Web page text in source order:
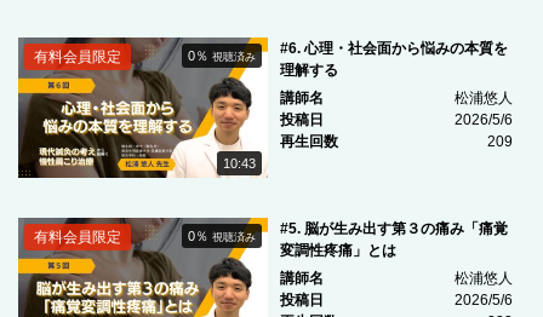
10:43
0％視聴済み
有料会員限定
#6. 心理・社会面から悩みの本質を
理解する
講師名
松浦悠人
投稿日
2026/5/6
再生回数
209
0％視聴済み
有料会員限定
#5. 脳が生み出す第３の痛み「痛覚
変調性疼痛」とは
講師名
松浦悠人
投稿日
2026/5/6